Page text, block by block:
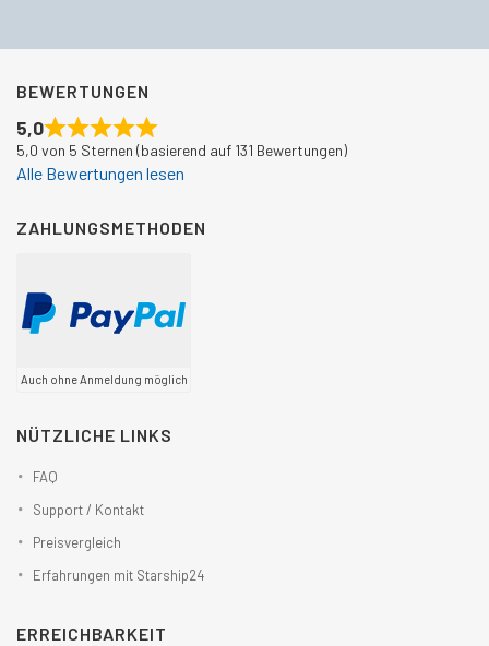
BEWERTUNGEN
5,0
5,0 von 5 Sternen (basierend auf 131 Bewertungen)
Alle Bewertungen lesen
ZAHLUNGSMETHODEN
Auch ohne Anmeldung möglich
NÜTZLICHE LINKS
FAQ
Support / Kontakt
Preisvergleich
Erfahrungen mit Starship24
ERREICHBARKEIT